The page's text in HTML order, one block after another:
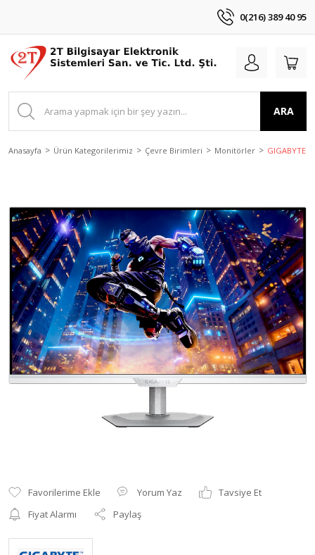
0(216) 389 40 95
ARA
Anasayfa Ürün Kategorilerimiz Çevre Birimleri Monitörler GIGABYTE
Yorum Yaz
Tavsiye Et
Fiyat Alarmı
Paylaş